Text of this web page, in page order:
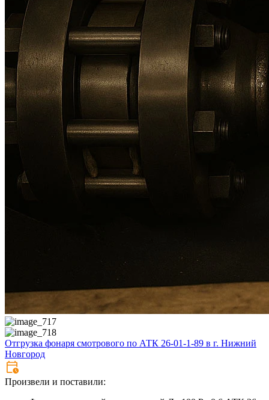
Отгрузка фонаря смотрового по АТК 26-01-1-89 в г. Нижний
Новгород
Произвели и поставили: